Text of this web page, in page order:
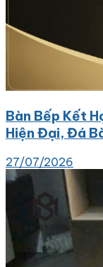
Bàn Bếp Kết
Hiện Đại, Đá
27/07/2026